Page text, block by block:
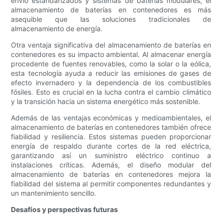
almacenamiento de baterías en contenedores es más
asequible que las soluciones tradicionales de
almacenamiento de energía.
Otra ventaja significativa del almacenamiento de baterías en
contenedores es su impacto ambiental. Al almacenar energía
procedente de fuentes renovables, como la solar o la eólica,
esta tecnología ayuda a reducir las emisiones de gases de
efecto invernadero y la dependencia de los combustibles
fósiles. Esto es crucial en la lucha contra el cambio climático
y la transición hacia un sistema energético más sostenible.
Además de las ventajas económicas y medioambientales, el
almacenamiento de baterías en contenedores también ofrece
fiabilidad y resiliencia. Estos sistemas pueden proporcionar
energía de respaldo durante cortes de la red eléctrica,
garantizando así un suministro eléctrico continuo a
instalaciones críticas. Además, el diseño modular del
almacenamiento de baterías en contenedores mejora la
fiabilidad del sistema al permitir componentes redundantes y
un mantenimiento sencillo.
Desafíos y perspectivas futuras